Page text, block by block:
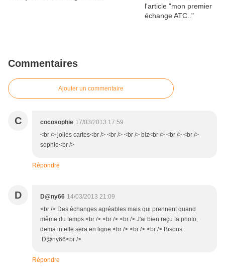
Commentaires
Ajouter un commentaire
C cocosophie 17/03/2013 17:59
<br /> jolies cartes<br /> <br /> <br /> biz<br /> <br /> <br />
sophie<br />
Répondre
D D@ny66 14/03/2013 21:09
<br /> Des échanges agréables mais qui prennent quand
même du temps.<br /> <br /> <br /> J'ai bien reçu ta photo,
dema in elle sera en ligne.<br /> <br /> <br /> Bisous
D@ny66<br />
Répondre